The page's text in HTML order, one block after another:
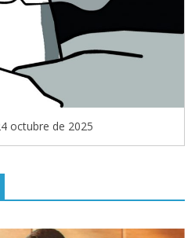
octubre de 2025